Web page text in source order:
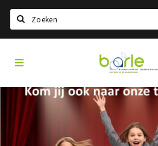
Home
Events
Information
Visit
Baarle